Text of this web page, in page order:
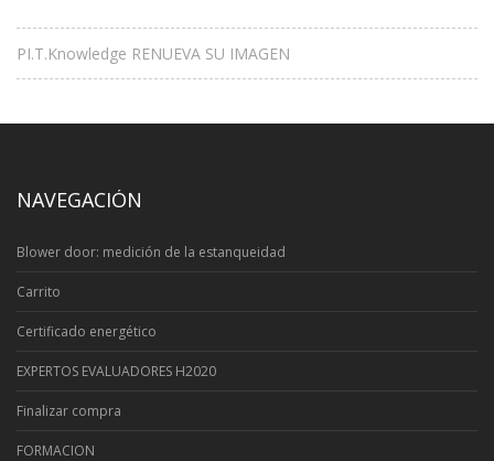
PI.T.Knowledge RENUEVA SU IMAGEN
NAVEGACIÓN
Blower door: medición de la estanqueidad
Carrito
Certificado energético
EXPERTOS EVALUADORES H2020
Finalizar compra
FORMACION